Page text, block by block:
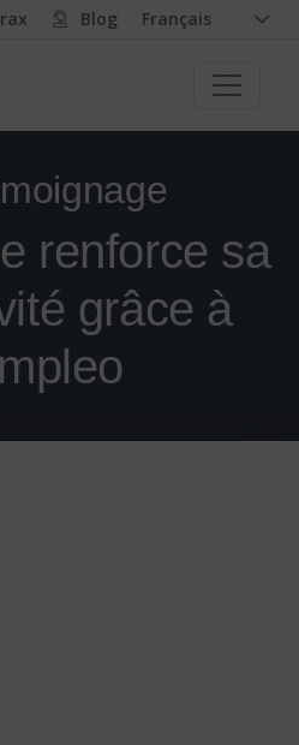
Blog Français
renforce sa
grâce à